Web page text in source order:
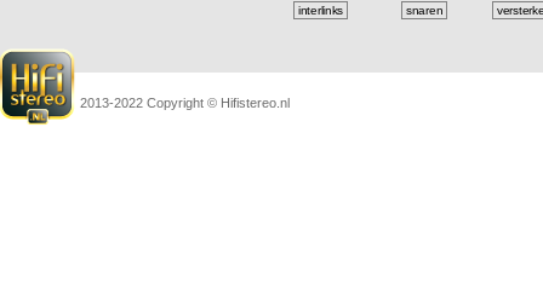
interlinks
snaren
2013-2022 Copyright © Hifistereo.nl